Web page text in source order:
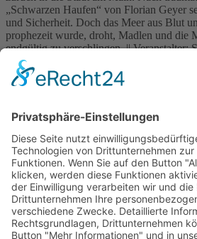
„Schwarzen Haufen“ von Florian Geyer
und Sicherheit. Doch das Meer aus Blut
prophezeit wurde, droht, Madlen und die
endgültig zu verschlingen. || Veranstalter:
Zeit von Blut und Tränen - Würzburg
Historischer Roman
Silvia Heid
Silvia Heid, geboren und aufgewachsen
Familie am Rande der Fränkischen
Jahre in der Touristikbranche und
Jugendtagen für die Geschichte ihrer
Die Begeisterung für das Erzählen und
Geschichte brachte sie zum Schreiben.